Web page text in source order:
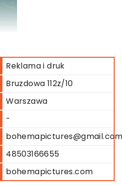
Reklama i druk
Bruzdowa 112z/10
Warszawa
-
48503166655
bohemapictures.com